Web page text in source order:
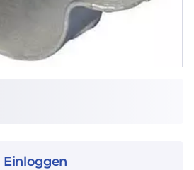
Einloggen